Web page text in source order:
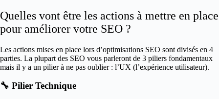
Quelles vont être les actions à mettre en place
pour améliorer votre SEO ?
Les actions mises en place lors d’optimisations SEO sont divisés en 4
parties. La plupart des SEO vous parleront de 3 piliers fondamentaux
mais il y a un pilier à ne pas oublier : l’UX (l’expérience utilisateur).
🔧 Pilier Technique